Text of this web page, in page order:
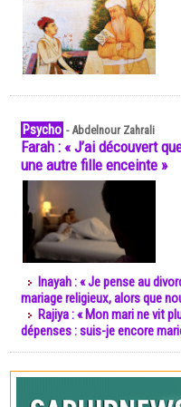
Psycho -Abdelnour Zahrali
Farah : « J’ai découvert
une autre fille enceinte »
Inayah : « Je pense au
mariage religieux, alors que
Rajiya : « Mon mari ne vit
dépenses : suis-je encore